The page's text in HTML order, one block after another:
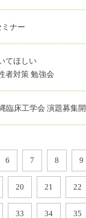
ナー
てほしい
者対策 勉強会
臨床工学会 演題募集
6 7 8 9
20 21 22
33 34 35